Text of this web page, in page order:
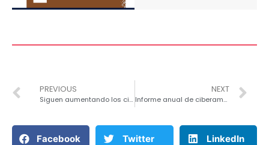
PREVIOUS
Siguen aumentando los ciberataques durante el verano, entérate de como prevenirlos…
NEXT
Informe anual de ciberamenazas de Dispositivos y Comunicaciones Móviles del CCN-CERT
Facebook Twitter LinkedIn